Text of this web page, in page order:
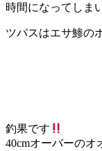
時間になってしま
ツバスはエサ鯵の
釣果です
40cmオーバーのオ